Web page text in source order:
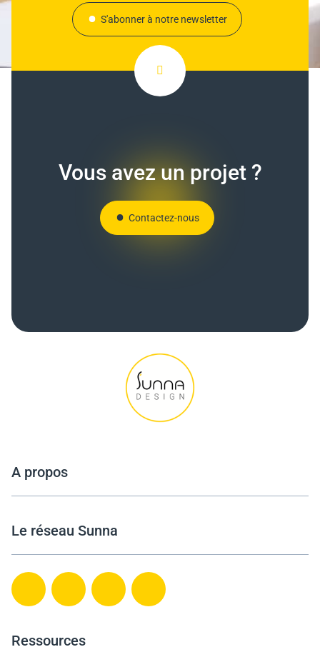
S'abonner à notre newsletter
Vous avez un projet ?
Contactez-nous
A propos
Le réseau Sunna
Ressources